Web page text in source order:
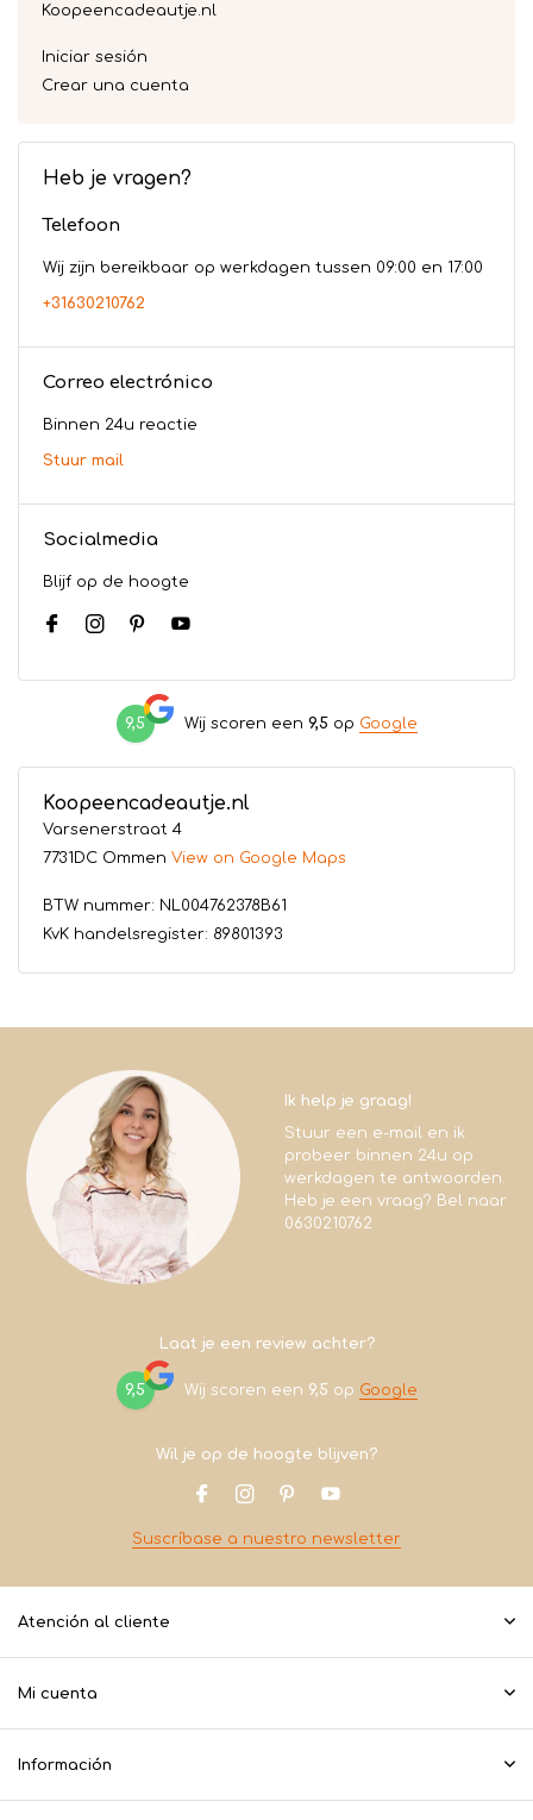
Koopeencadeautje.nl
Iniciar sesión
Crear una cuenta
Heb je vragen?
Telefoon
Wij zijn bereikbaar op werkdagen tussen 09:00 en 17:00
+31630210762
Correo electrónico
Binnen 24u reactie
Stuur mail
Socialmedia
Blijf op de hoogte
9,5 Wij scoren een 9,5op Google
Koopeencadeautje.nl
Varsenerstraat 4
7731DC Ommen View on Google Maps
BTW nummer: NL004762378B61
KvK handelsregister: 89801393
Ik help je graag!
Stuur een e-mail en ik
probeer binnen 24u op
werkdagen te antwoorden.
Heb je een vraag? Bel naar
0630210762
Laat je een review achter?
9,5 Wij scoren een 9,5 op Google
Wil je op de hoogte blijven?
Suscríbase a nuestro newsletter
Atención al cliente
Mi cuenta
Información